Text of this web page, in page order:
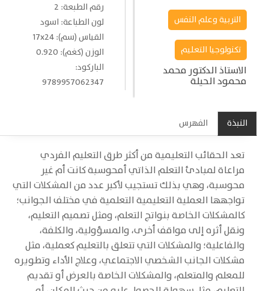
التربية وعلم النفس
تكنولوجيا التعليم
الاستاذ الدكتور محمد
محمود الحيلة
رقم الطبعة: 2
لون الطباعة: اسود
القياس (سم): 17x24
الوزن (كغم): 0.920
الباركود:
9789957062347
النبذة الفهرس
تعد الحقائب التعليمية من أكثر طرق التعليم الفردي
مراعاة لمبادئ التعلم الذاتي أمحوسبة كانت أم غير
محوسبة، وهي بذلك تستجيب لأكبر عدد من المشكلات التي
تواجهها العملية التعليمية التعلمية في مختلف الجوانب؛
كالمشكلات الخاصة بنواتج التعلم، ومثل تصميم التعليم،
ونقل أثره إلى مواقف أخرى، والمسؤولية، والكلفة،
والفاعلية؛ والمشكلات التي تتعلق بالتعليم كعملية، مثل
مشكلات الجانب الشخصي الاجتماعي، وعلاج الأداء وتطويره
للمعلم والمتعلم، والمشكلات الخاصة بالعرض أو تقديم